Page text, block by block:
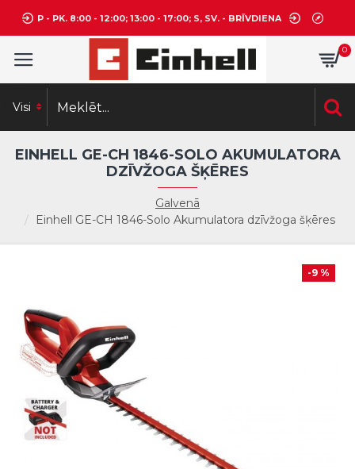
P - PK. 8:00 - 12:00; 13:00 - 17:00; S, SV. - BRĪVDIENA
0
Visi
Galvenā
Einhell GE-CH 1846-Solo Akumulatora dzīvžoga šķēres
EINHELL GE-CH 1846-SOLO AKUMULATORA
DZĪVŽOGA ŠĶĒRES
-9 %